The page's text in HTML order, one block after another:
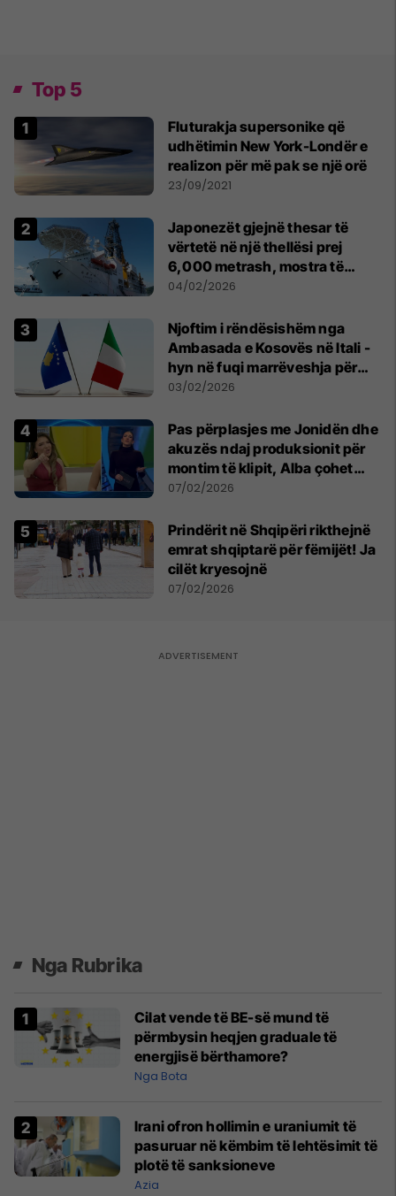
Top 5
Fluturakja supersonike që
udhëtimin New York-Londër e
realizon për më pak se një orë
23/09/2021
Japonezët gjejnë thesar të
vërtetë në një thellësi prej
6,000 metrash, mostra të
mineraleve të rralla
04/02/2026
Njoftim i rëndësishëm nga
Ambasada e Kosovës në Itali -
hyn në fuqi marrëveshja për
eliminimin e tatimit të dyfishtë
03/02/2026
Pas përplasjes me Jonidën dhe
akuzës ndaj produksionit për
montim të klipit, Alba çohet
dhe dëshiron të largohet nga
07/02/2026
Prindërit në Shqipëri rikthejnë
emrat shqiptarë për fëmijët! Ja
cilët kryesojnë
07/02/2026
Nga Rubrika
Cilat vende të BE-së mund të
përmbysin heqjen graduale të
energjisë bërthamore?
Nga Bota
Irani ofron hollimin e uraniumit të
pasuruar në këmbim të lehtësimit të
plotë të sanksioneve
Azia